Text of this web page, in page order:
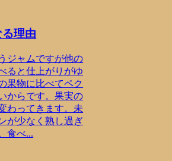
理由
ジャムですが他の
ると仕上がりがゆ
果物に比べてペク
からです。果実の
わってきます。未
が少なく熟し過ぎ
食べ...